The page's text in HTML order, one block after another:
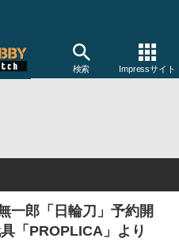
検索 Impressサイト
一郎「日輪刀」予約開
「PROPLICA」より